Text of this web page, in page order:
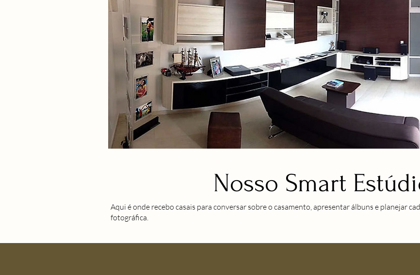
Nosso Smart
Aqui é onde recebo casais para conversar sobre o casamento, apresentar álbuns e planejar
fotográfica.